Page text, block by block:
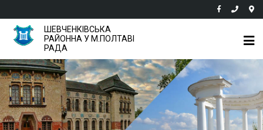
ШЕВЧЕНКІВСЬКА
РАЙОННА У М.ПОЛТАВІ
РАДА